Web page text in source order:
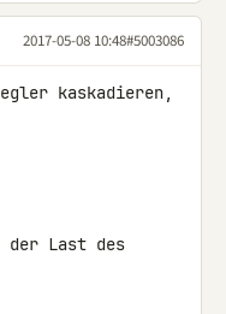
2017-05-08 10:48#5003086
kaskadieren,
der Last des